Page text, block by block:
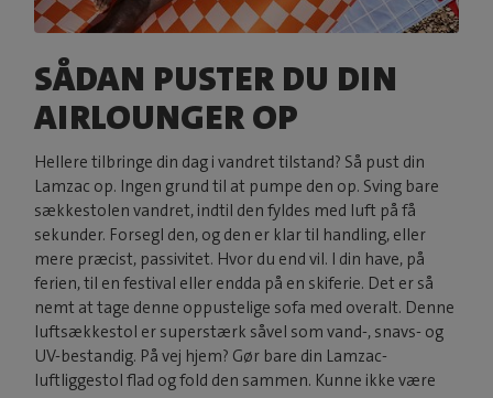
SÅDAN PUSTER DU DIN
AIRLOUNGER OP
Hellere tilbringe din dag i vandret tilstand? Så pust din
Lamzac op. Ingen grund til at pumpe den op. Sving bare
sækkestolen vandret, indtil den fyldes med luft på få
sekunder. Forsegl den, og den er klar til handling, eller
mere præcist, passivitet. Hvor du end vil. I din have, på
ferien, til en festival eller endda på en skiferie. Det er så
nemt at tage denne oppustelige sofa med overalt. Denne
luftsækkestol er superstærk såvel som vand-, snavs- og
UV-bestandig. På vej hjem? Gør bare din Lamzac-
luftliggestol flad og fold den sammen. Kunne ikke være